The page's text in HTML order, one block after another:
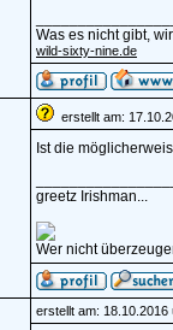
Was es nicht gibt,
wild-sixty-nine.de
erstellt am:
Ist die
greetz Irishman...
Wer nicht
erstellt am: 18.10.2016